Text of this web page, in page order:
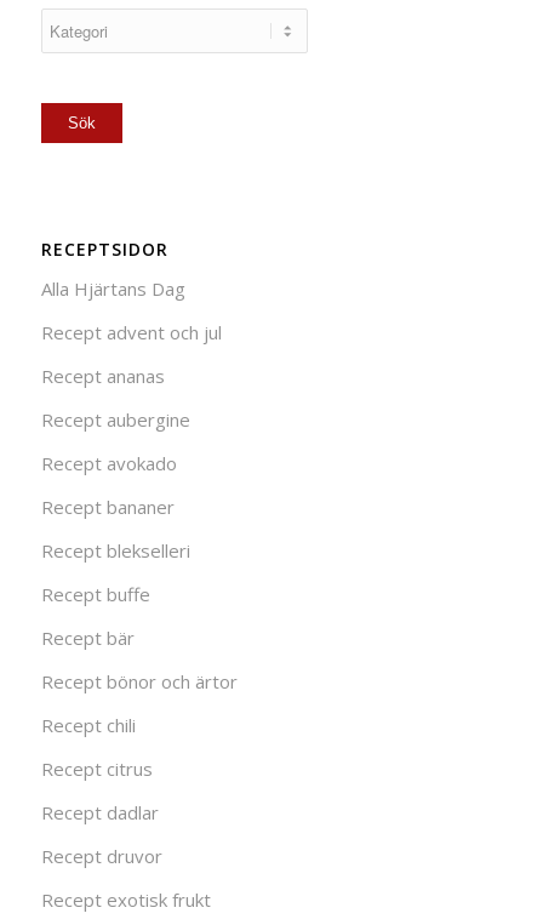
RECEPTSIDOR
Alla Hjärtans Dag
Recept advent och jul
Recept ananas
Recept aubergine
Recept avokado
Recept bananer
Recept blekselleri
Recept buffe
Recept bär
Recept bönor och ärtor
Recept chili
Recept citrus
Recept dadlar
Recept druvor
Recept exotisk frukt